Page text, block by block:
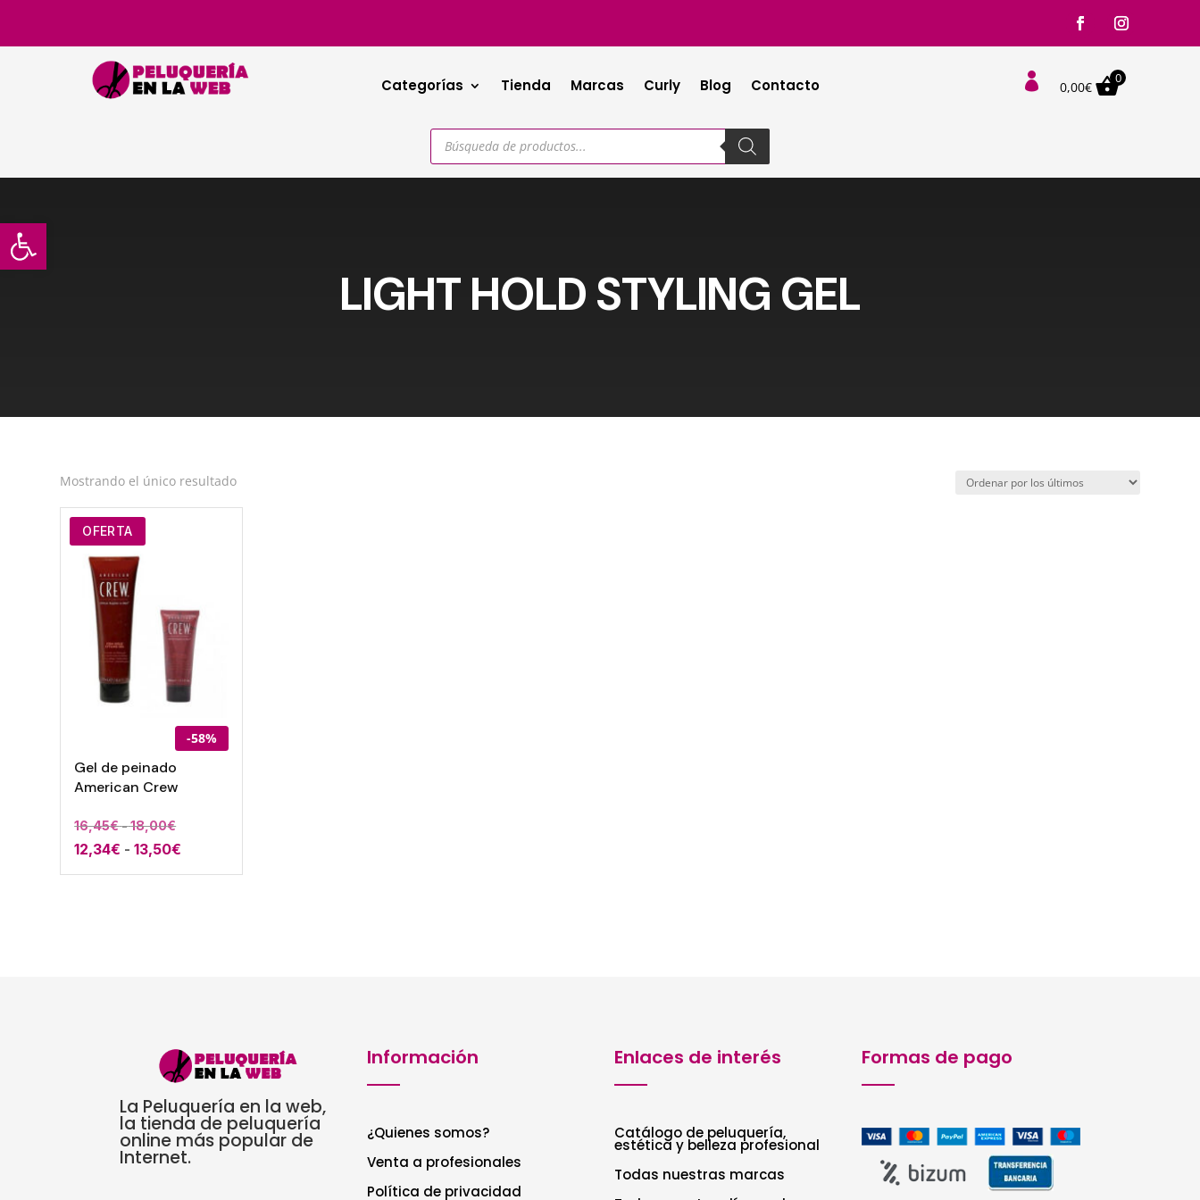
Abrir barra de herramientas
Categorías Tienda Marcas Curly Blog Contacto  0,00€
0
Búsqueda
productos
LIGHT HOLD STYLING GEL
Mostrando el único resultado
OFERTA
-58%
Gel de peinado
American Crew
16,45€-18,00€Rango
de
precios:
12,34€ - 13,50€
de
La Peluquería en la web,
la tienda de peluquería
online más popular de
Internet.
Información
¿Quienes somos?
Venta a profesionales
Política de privacidad
Enlaces de interés
Catálogo de peluquería,
estética y belleza profesional
Todas nuestras marcas
Formas de pago